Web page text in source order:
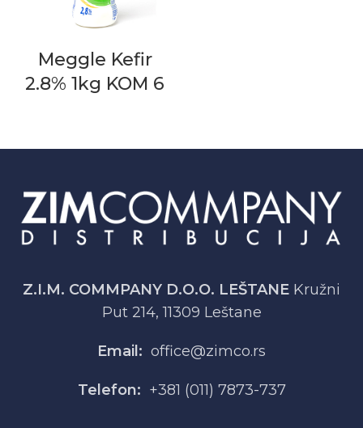
Meggle Kefir
2.8% 1kg KOM 6
Z.I.M. COMMPANY D.O.O. LEŠTANE Kružni
Put 214, 11309 Leštane
Email: office@zimco.rs
Telefon: +381 (011) 7873-737